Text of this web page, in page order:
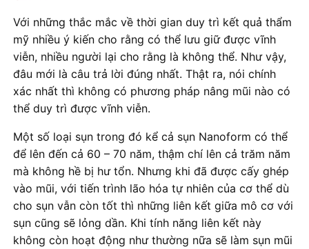
Với những thắc mắc về thời gian duy trì kết quả thẩm
mỹ nhiều ý kiến cho rằng có thể lưu giữ được vĩnh
viễn, nhiều người lại cho rằng là không thể. Như vậy,
đâu mới là câu trả lời đúng nhất. Thật ra, nói chính
xác nhất thì không có phương pháp nâng mũi nào có
thể duy trì được vĩnh viễn.
Một số loại sụn trong đó kể cả sụn Nanoform có thể
để lên đến cả 60 – 70 năm, thậm chí lên cả trăm năm
mà không hề bị hư tổn. Nhưng khi đã được cấy ghép
vào mũi, với tiến trình lão hóa tự nhiên của cơ thể dù
cho sụn vẫn còn tốt thì những liên kết giữa mô cơ với
sụn cũng sẽ lỏng dần. Khi tính năng liên kết này
không còn hoạt động như thường nữa sẽ làm sụn mũi